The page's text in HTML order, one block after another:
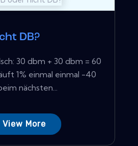
DB?
30 dbm + 30 dbm = 60
1% einmal einmal -40
nächsten...
View More